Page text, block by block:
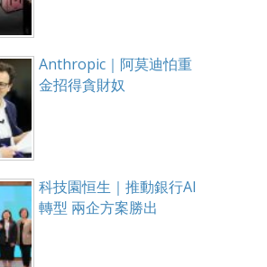
Anthropic｜阿莫迪怕重
金招得貪財奴
科技園恒生｜推動銀行AI
轉型 兩企方案勝出